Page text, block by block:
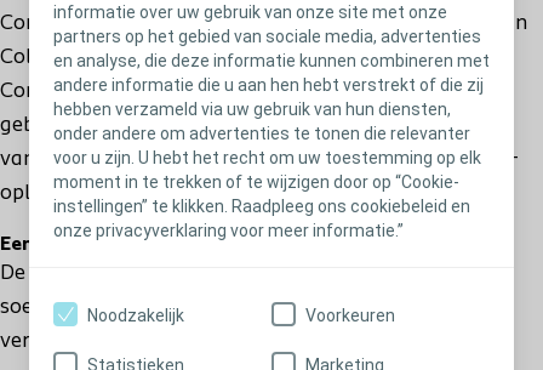
informatie over uw gebruik van onze site met onze
partners op het gebied van sociale media, advertenties
en analyse, die deze informatie kunnen combineren met
andere informatie die u aan hen hebt verstrekt of die zij
hebben verzameld via uw gebruik van hun diensten,
onder andere om advertenties te tonen die relevanter
voor u zijn. U hebt het recht om uw toestemming op elk
moment in te trekken of te wijzigen door op “Cookie-
instellingen” te klikken. Raadpleeg ons cookiebeleid en
onze privacyverklaring voor meer informatie.”
Noodzakelijk Voorkeuren
Statistieken Marketing
Conveen Optima is de bekroonde externe katheter van
Coloplast voor mannen met urine-incontinentie.
Conveen is discreet, betrouwbaar en zeer
gebruiksvriendelijk, en daarom geeft de meerderheid
van de patiënten de voorkeur aan deze incontinentie-
oplossing.;
Eenvoudig aan te brengen
De strook met dubbele grip zorgt voor eenvoudig en
soepel uitrollen voor een veilige pasvorm – zelfs voor
verpleegkundigen met handschoenen aan.